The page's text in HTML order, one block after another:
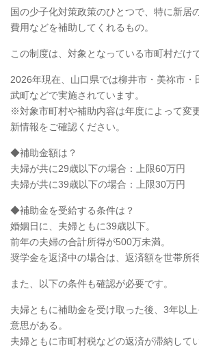
国の少子化対策政策のひとつで、特に新居
費用などを補助してくれるもの。
この制度は、対象となっている市町村だけ
2026年現在、山口県では柳井市・美祢市・
武町などで実施されています。
※対象市町村や補助内容は年度によって変
新情報をご確認ください。
◆補助金額は？
夫婦が共に29歳以下の場合：上限60万円
夫婦が共に39歳以下の場合：上限30万円
◆補助金を受給する条件は？
婚姻日に、夫婦ともに39歳以下。
前年の夫婦の合計所得が500万未満。
奨学金を返済中の場合は、返済額を世帯所
また、以下の条件も確認が必要です。
夫婦ともに補助金を受け取った後、3年以
意思がある。
夫婦ともに市町村税などの返済が滞納して